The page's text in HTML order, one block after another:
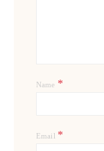
Name *
Email *